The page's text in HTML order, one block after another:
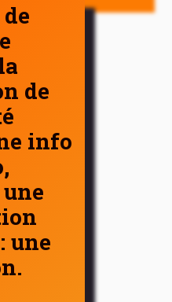
de
info
une